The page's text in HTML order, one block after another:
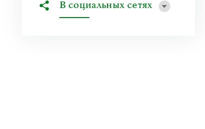
В социальных сетях